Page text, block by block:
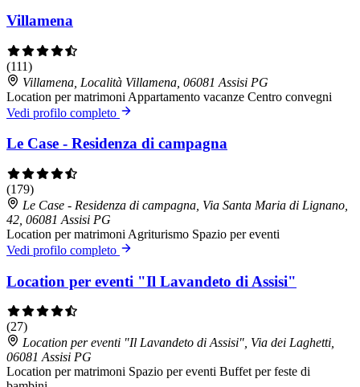
Villamena
(111)
Villamena, Località Villamena, 06081 Assisi PG
Location per matrimoni Appartamento vacanze Centro convegni
Vedi profilo completo
Le Case - Residenza di campagna
(179)
Le Case - Residenza di campagna, Via Santa Maria di Lignano,
42, 06081 Assisi PG
Location per matrimoni Agriturismo Spazio per eventi
Vedi profilo completo
Location per eventi "Il Lavandeto di Assisi"
(27)
Location per eventi "Il Lavandeto di Assisi", Via dei Laghetti,
06081 Assisi PG
Location per matrimoni Spazio per eventi Buffet per feste di